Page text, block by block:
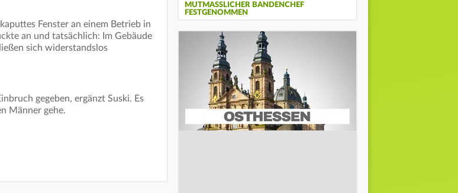
Fenster an einem Betrieb in
an und tatsächlich: Im Gebäude
sich widerstandslos
gegeben, ergänzt Suski. Es
Männer gehe.
MUTMASSLICHER BANDENCHEF F
ESTGENOMMEN